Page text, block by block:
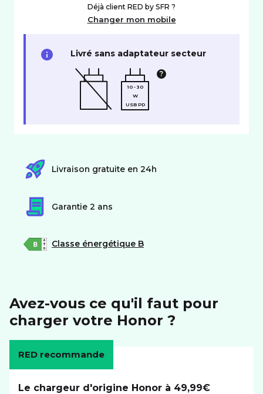
Déjà client RED by SFR ?
Changer mon mobile
Livré sans adaptateur secteur
10 - 30
W
USB PD
Livraison gratuite en 24h
Garantie 2 ans
Classe énergétique B
Avez-vous ce qu'il faut pour
charger votre Honor ?
RED recommande
Le chargeur d'origine Honor à 49,99€